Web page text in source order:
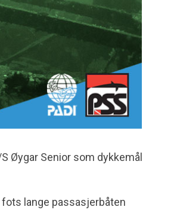
Øygar Senior som dykkemål
lange passasjerbåten